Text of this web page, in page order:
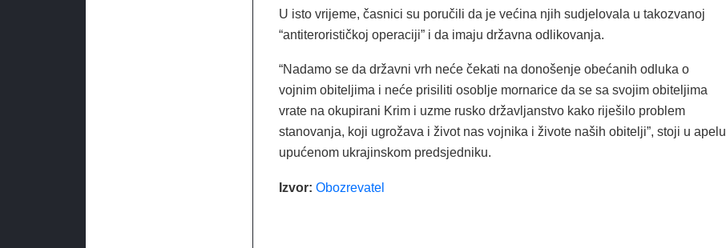
U isto vrijeme, časnici su poručili da je većina njih sudjelovala u takozvanoj
“antiterorističkoj operaciji” i da imaju državna odlikovanja.
“Nadamo se da državni vrh neće čekati na donošenje obećanih odluka o
vojnim obiteljima i neće prisiliti osoblje mornarice da se sa svojim obiteljima
vrate na okupirani Krim i uzme rusko državljanstvo kako riješilo problem
stanovanja, koji ugrožava i život nas vojnika i živote naših obitelji”, stoji u apelu
upućenom ukrajinskom predsjedniku.
Izvor: Obozrevatel